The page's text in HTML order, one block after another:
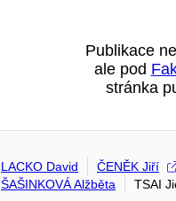
Publikace
ale pod
stránka
LACKO David ČENĚK Jiří
ŠAŠINKOVÁ Alžběta
TSAI